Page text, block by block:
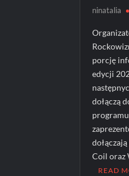
ninatalia
porcję
edycji
dołączą
Coil oraz
READ